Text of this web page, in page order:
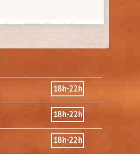
18h-22h
18h-22h
18h-22h